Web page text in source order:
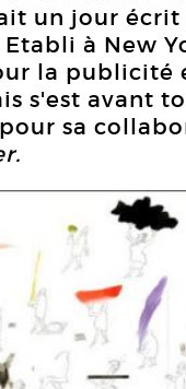
un jour écrit
à New
la publicité
s'est avant
sa